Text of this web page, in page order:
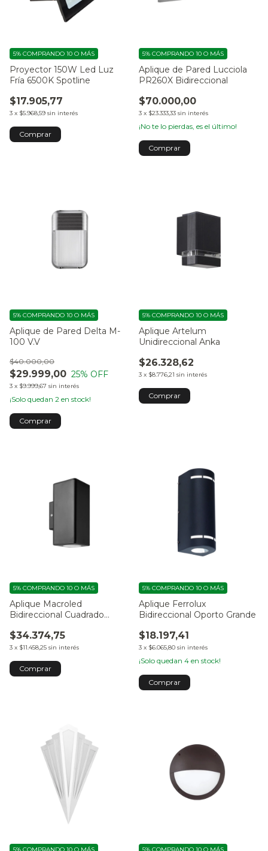
Proyector 150W Led Luz
Fría 6500K Spotline
$17.905,77
3 x $5.968,59 sin interés
5% COMPRANDO 10 O MÁS
Aplique de Pared Lucciola
PR260X Bidireccional
$70.000,00
3 x $23.333,33 sin interés
5% COMPRANDO 10 O MÁS
¡No te lo pierdas, es el último!
Aplique de Pared Delta M-
100 V.V
$29.999,00
$40.000,00
25% OFF
3 x $9.999,67 sin interés
5% COMPRANDO 10 O MÁS
¡Solo quedan 2 en stock!
Aplique Artelum
Unidireccional Anka
$26.328,62
3 x $8.776,21 sin interés
5% COMPRANDO 10 O MÁS
Aplique Macroled
Bidireccional Cuadrado
$34.374,75
3 x $11.458,25 sin interés
5% COMPRANDO 10 O MÁS
Aplique Ferrolux
Bidireccional Oporto Grande
$18.197,41
3 x $6.065,80 sin interés
5% COMPRANDO 10 O MÁS
¡Solo quedan 4 en stock!